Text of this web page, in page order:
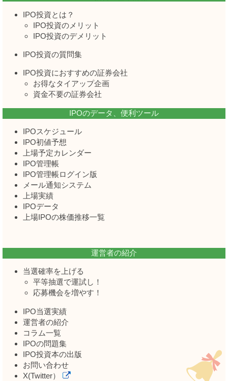
IPO投資とは？
IPO投資のメリット
IPO投資のデメリット
IPO投資の質問集
IPO投資におすすめの証券会社
お得なタイアップ企画
資金不要の証券会社
IPOのデータ、便利ツール
IPOスケジュール
IPO初値予想
上場予定カレンダー
IPO管理帳
IPO管理帳ログイン版
メール通知システム
上場実績
IPOデータ
上場IPOの株価推移一覧
運営者の紹介
当選確率を上げる
平等抽選で運試し！
応募機会を増やす！
IPO当選実績
運営者の紹介
コラム一覧
IPOの問題集
IPO投資本の出版
お問い合わせ
X(Twitter）